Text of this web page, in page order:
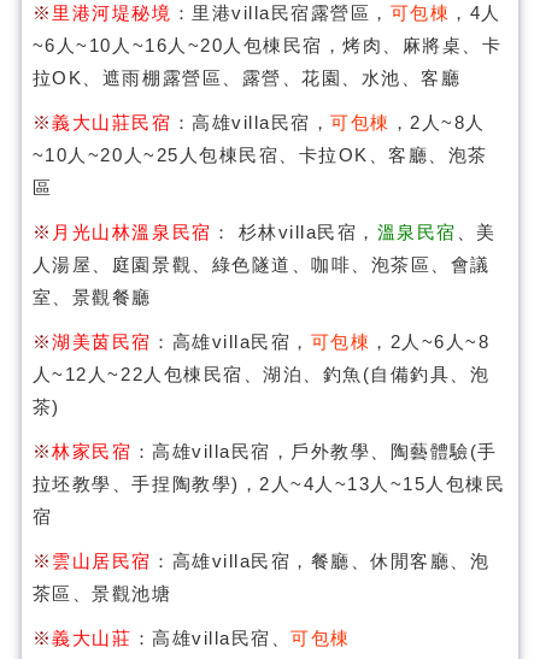
※ 里港河堤秘境 ：里港villa民宿露營區， 可包棟 ，4人
~6人~10人~16人~20人包棟民宿，烤肉、麻將桌、卡
拉OK、遮雨棚露營區、露營、花園、水池、客廳
※義大山莊民宿 ：高雄villa民宿，可包棟 ，2人~8人
~10人~20人~25人包棟民宿、卡拉OK、客廳、泡茶
區
※ 月光山林溫泉民宿 ： 杉林villa民宿， 溫泉民宿
、美
人湯屋、庭園景觀、綠色隧道、咖啡、泡茶區、會議
室、景觀餐廳
※湖美茵民宿 ：高雄villa民宿， 可包棟 ，2人~6人~8
人~12人~22人包棟民宿、湖泊、釣魚(自備釣具、泡
茶)
※林家民宿 ：高雄villa民宿，戶外教學、陶藝體驗(手
拉坯教學、手捏陶教學)，2人~4人~13人~15人包棟民
宿
※ 雲山居民宿 ：高雄villa民宿，餐廳、休閒客廳、泡
茶區、景觀池塘
※義大山莊 ：高雄villa民宿、可包棟